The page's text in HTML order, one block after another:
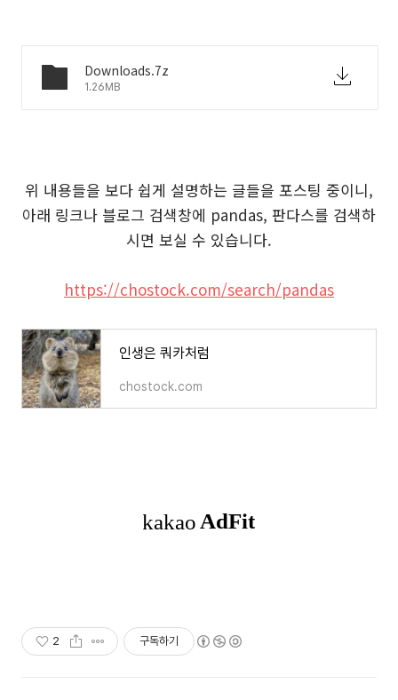
Downloads.7z
1.26MB
위 내용들을 보다 쉽게 설명하는 글들을 포스팅 중이니,
아래 링크나 블로그 검색창에 pandas, 판다스를 검색하
시면 보실 수 있습니다.
https://chostock.com/search/pandas
인생은 쿼카처럼
chostock.com
2 구독하기